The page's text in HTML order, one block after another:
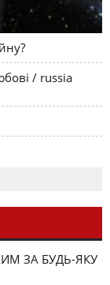
/ russia
ЗА БУДЬ-ЯКУ